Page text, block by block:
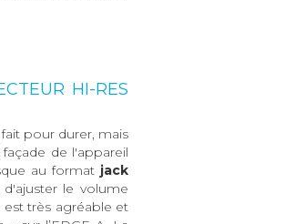
HI-RES
pour durer, mais
de l'appareil
au format jack
le volume
très agréable et